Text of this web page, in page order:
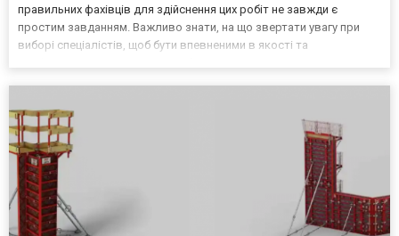
правильних фахівців для здійснення цих робіт не завжди є
простим завданням. Важливо знати, на що звертати увагу при
виборі спеціалістів, щоб бути впевненими в якості та